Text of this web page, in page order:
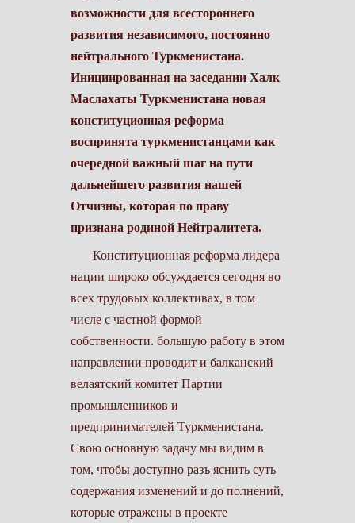
возможности для всестороннего
развития независимого, постоянно
нейтрального Туркменистана.
Инициированная на заседании Халк
Маслахаты Туркменистана новая
конституционная реформа
воспринята туркменистанцами как
очередной важный шаг на пути
дальнейшего развития нашей
Отчизны, которая по праву
признана родиной Нейтралитета.
Конституционная реформа лидера
на­ции широко обсуждается сегодня во
всех трудовых коллективах, в том
числе с частной формой
собственности. большую работу в этом
направлении проводит и балканский
велаятский комитет Партии
промышленников и
предпринимателей Туркменистана.
Свою основную задачу мы видим в
том, чтобы доступно разъ­ яснить суть
содержания изменений и до­ полнений,
которые отражены в проекте